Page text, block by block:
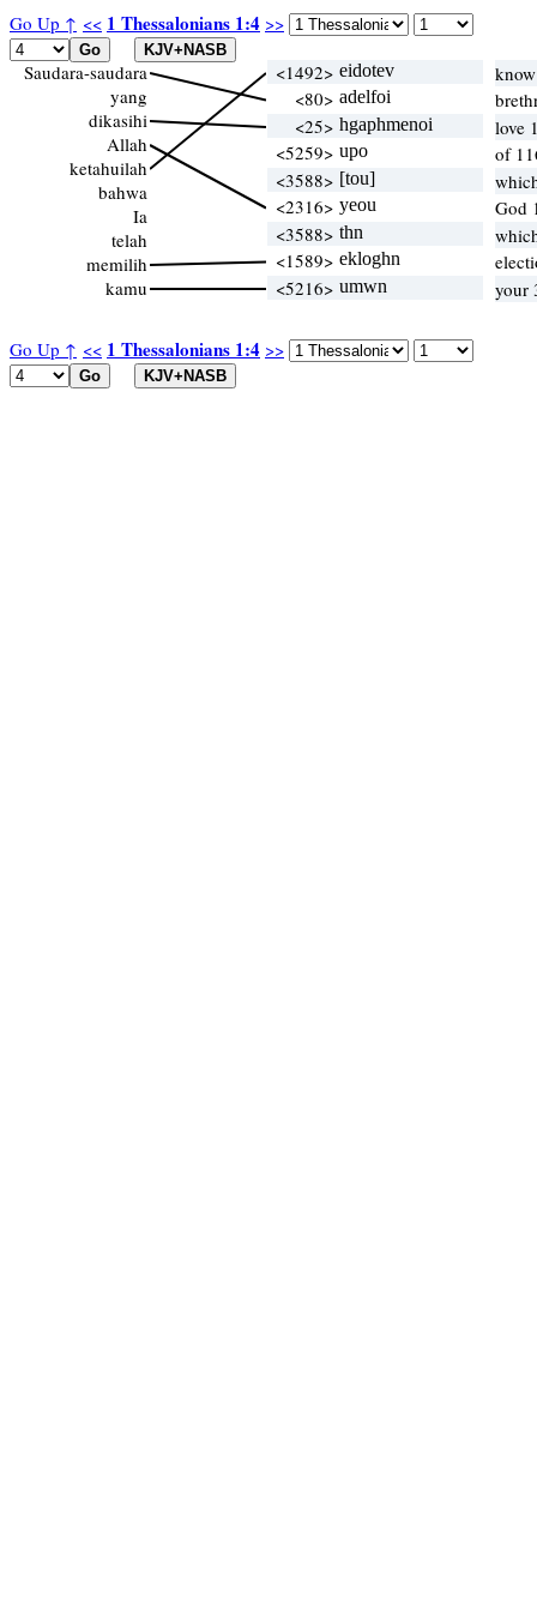
Go Up ↑ << 1 Thessalonians 1:4 >>
Go Up ↑ << 1 Thessalonians 1:4 >>
Saudara-saudara
yang
dikasihi
Allah
ketahuilah
bahwa
Ia
telah
memilih
kamu
<1492> eidotev
<80> adelfoi
<25> hgaphmenoi
love
<5259> upo
of
<3588> [tou]
<2316> yeou
God
<3588> thn
<1589> ekloghn
<5216> umwn your